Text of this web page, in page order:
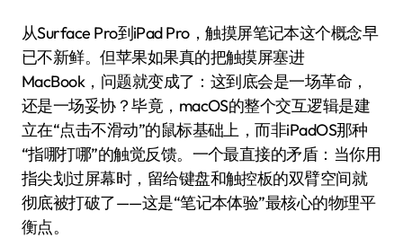
从Surface Pro到iPad Pro，触摸屏笔记本这个概念早
已不新鲜。但苹果如果真的把触摸屏塞进
MacBook，问题就变成了：这到底会是一场革命，
还是一场妥协？毕竟，macOS的整个交互逻辑是建
立在“点击不滑动”的鼠标基础上，而非iPadOS那种
“指哪打哪”的触觉反馈。一个最直接的矛盾：当你用
指尖划过屏幕时，留给键盘和触控板的双臂空间就
彻底被打破了——这是“笔记本体验”最核心的物理平
衡点。